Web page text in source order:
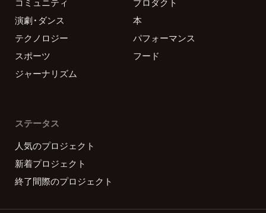
演劇・ダンス
本
テクノロジー
パフォーマンス
スポーツ
フード
ジャーナリズム
ステータス
人気のプロジェクト
新着プロジェクト
終了間際のプロジェクト